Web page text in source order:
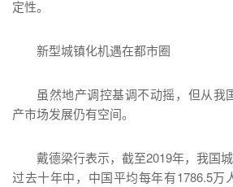
定性。
新型城镇化机遇在都市圈
虽然地产调控基调不动摇，但从我
产市场发展仍有空间。
戴德梁行表示，截至2019年，我国
过去十年中，中国平均每年有1786.5万